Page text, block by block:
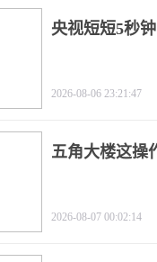
央视短短5秒
2026-08-06 23:21:47
五角大楼这操
2026-08-07 00:02:14